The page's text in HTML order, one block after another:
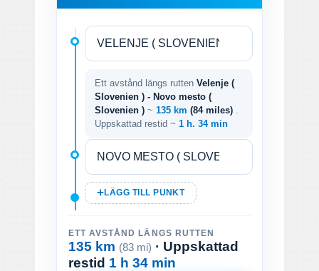
Ett avstånd längs rutten Velenje (
Slovenien ) - Novo mesto (
Slovenien ) ~ 135 km (84 miles)
Uppskattad restid ~ 1 h. 34 min
LÄGG TILL PUNKT
ETT AVSTÅND LÄNGS RUTTEN
135 km (83 mi) · Uppskattad
restid 1 h 34 min